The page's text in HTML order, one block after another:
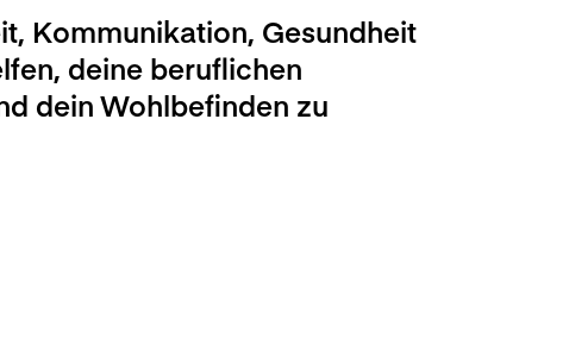
Kommunikation, Gesundheit
deine beruflichen
dein Wohlbefinden zu